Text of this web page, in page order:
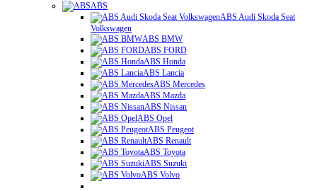
ABS
ABS Audi Skoda Seat
Volkswagen
ABS BMW
ABS FORD
ABS Honda
ABS Lancia
ABS Mercedes
ABS Mazda
ABS Nissan
ABS Opel
ABS Peugeot
ABS Renault
ABS Toyota
ABS Suzuki
ABS Volvo